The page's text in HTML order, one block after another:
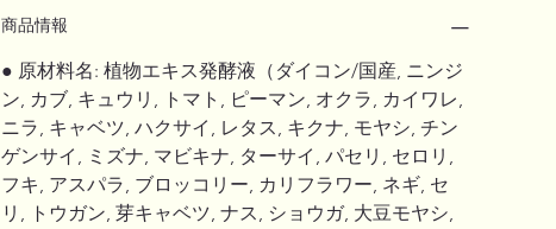
商品情報
● 原材料名: 植物エキス発酵液（ダイコン/国産, ニンジ
ン, カブ, キュウリ, トマト, ピーマン, オクラ, カイワレ,
ニラ, キャベツ, ハクサイ, レタス, キクナ, モヤシ, チン
ゲンサイ, ミズナ, マビキナ, ターサイ, パセリ, セロリ,
フキ, アスパラ, ブロッコリー, カリフラワー, ネギ, セ
リ, トウガン, 芽キャベツ, ナス, ショウガ, 大豆モヤシ,